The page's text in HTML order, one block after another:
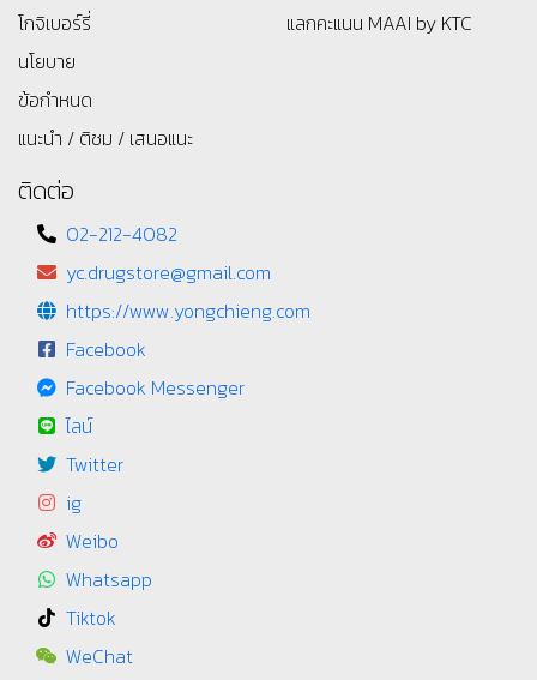
โกจิเบอร์รี่
นโยบาย
ข้อกำหนด
แนะนำ / ติชม / เสนอแนะ
แลกคะแนน MAAI by KTC
ติดต่อ
02-212-4082
yc.drugstore@gmail.com
https://www.yongchieng.com
Facebook
Facebook Messenger
ไลน์
Twitter
ig
Weibo
Whatsapp
Tiktok
WeChat